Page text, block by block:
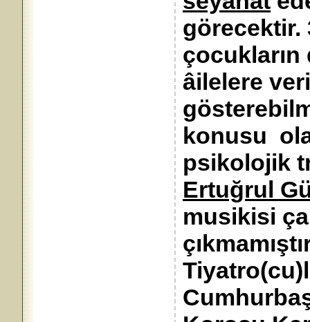
görecektir.
çocukların
âilelere
konusu
psikolojik
Ertuğrul
musikisi